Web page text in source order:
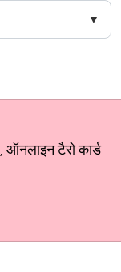
टैरो कार्ड